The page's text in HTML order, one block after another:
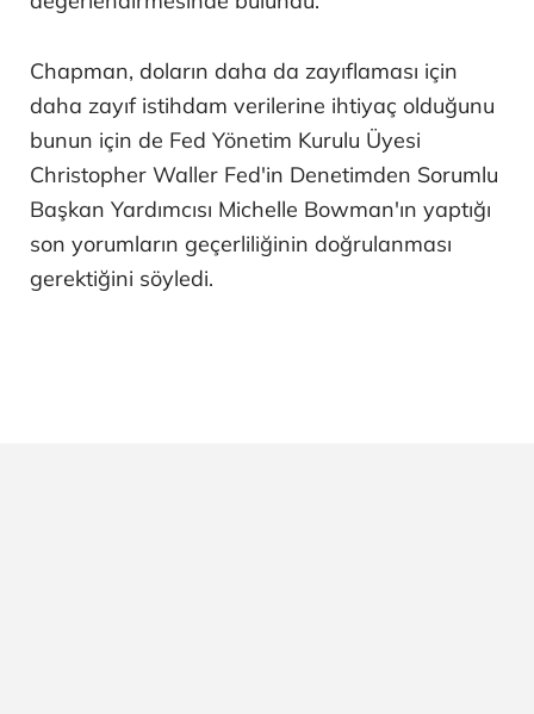
Chapman, doların daha da zayıflaması için
daha zayıf istihdam verilerine ihtiyaç olduğunu
bunun için de Fed Yönetim Kurulu Üyesi
Christopher Waller Fed'in Denetimden Sorumlu
Başkan Yardımcısı Michelle Bowman'ın yaptığı
son yorumların geçerliliğinin doğrulanması
gerektiğini söyledi.